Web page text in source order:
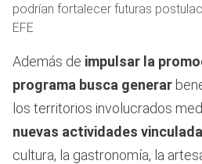
podrían fortalecer futuras
EFE
Además de impulsar la
programa busca generar
los territorios involucrados
nuevas actividades
cultura, la gastronomía, la